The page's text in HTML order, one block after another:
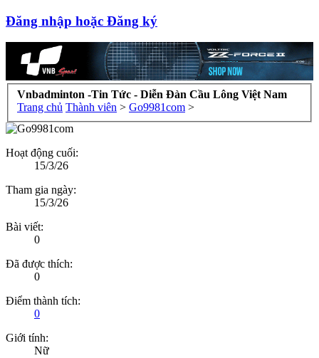
Đăng nhập hoặc Đăng ký
Vnbadminton -Tin Tức - Diễn Đàn Cầu Lông Việt Nam
Trang chủ Thành viên > Go9981com >
Hoạt động cuối:
15/3/26
Tham gia ngày:
15/3/26
Bài viết:
0
Đã được thích:
0
Điểm thành tích:
0
Giới tính:
Nữ